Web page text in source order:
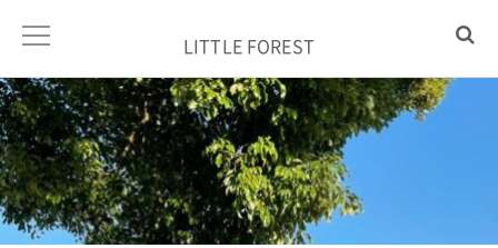
LITTLE FOREST